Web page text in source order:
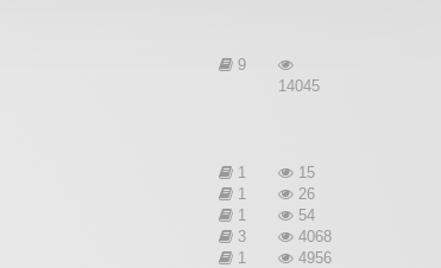
14045
9
15
1
26
1
54
1
4068
3
4956
1